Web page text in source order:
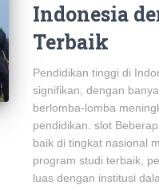
Indonesia
Terbaik
Pendidikan tinggi di
signifikan, dengan
berlomba-lomba
pendidikan. slot
baik di tingkat nasional
program studi terbaik,
luas dengan institusi